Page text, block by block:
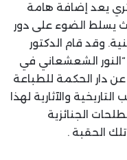
يعد إضافة هامة
يسلط الضوء على دور
وقد قام الدكتور
الشعشعاني في
دار الحكمة للطباعة
والآثارية لهذا
الجنائزية
الحقبة .